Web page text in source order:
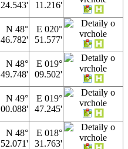
24.543'
11.216'
N 48°
46.782'
E 020°
51.577'
N 48°
49.748'
E 019°
09.502'
N 49°
00.088'
E 019°
47.245'
N 48°
52.071'
E 018°
31.763'